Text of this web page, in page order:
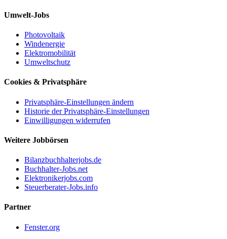
Umwelt-Jobs
Photovoltaik
Windenergie
Elektromobilität
Umweltschutz
Cookies & Privatsphäre
Privatsphäre-Einstellungen ändern
Historie der Privatsphäre-Einstellungen
Einwilligungen widerrufen
Weitere Jobbörsen
Bilanzbuchhalterjobs.de
Buchhalter-Jobs.net
Elektronikerjobs.com
Steuerberater-Jobs.info
Partner
Fenster.org